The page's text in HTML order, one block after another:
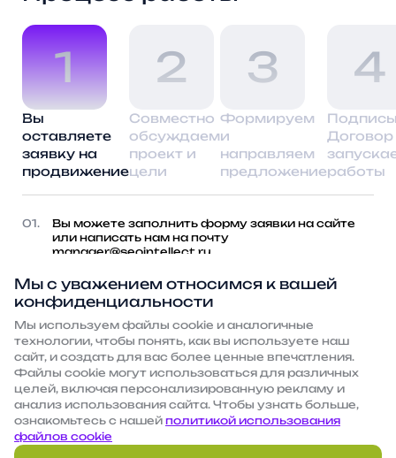
1
Вы
оставляете
заявку на
продвижение
2
Совместно
обсуждаем
проект и
цели
3
Формируем
и
направляем
предложение
4
Договор
работы
01.
Вы можете заполнить форму заявки на сайте
или написать нам на почту
manager@seointellect.ru
телефону 8 (800) 707-74-25 или +7 (495) 125-20-11
либо просто заказатьобратный звонок
Хотите обсудить
продвижение?
Оставить заявку
Мы с уважением относимся к вашей
конфиденциальности
Мы используем файлы сооkie и аналогичные
технологии, чтобы понять, как вы используете наш
сайт, и создать для вас более ценные впечатления.
Файлы сооkie могут использоваться для различных
целей, включая персонализированную рекламу и
анализ использования сайта. Чтобы узнать больше,
ознакомьтесь с нашей политикой использования
файлов cookie